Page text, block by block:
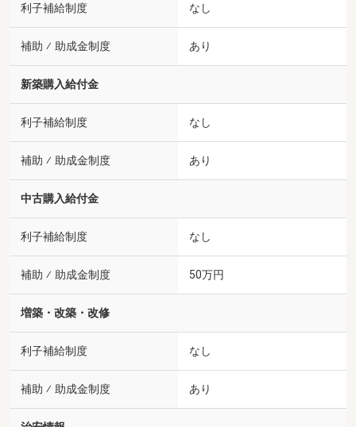
利子補給制度 なし
補助 ⁄ 助成金制度 あり
新築購入給付金
利子補給制度 なし
補助 ⁄ 助成金制度 あり
中古購入給付金
利子補給制度 なし
補助 ⁄ 助成金制度 50万円
増築・改築・改修
利子補給制度 なし
補助 ⁄ 助成金制度 あり